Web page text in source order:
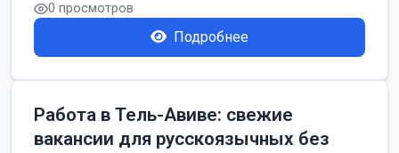
0 просмотров
Подробнее
Работа в Тель-Авиве: свежие
вакансии для русскоязычных без